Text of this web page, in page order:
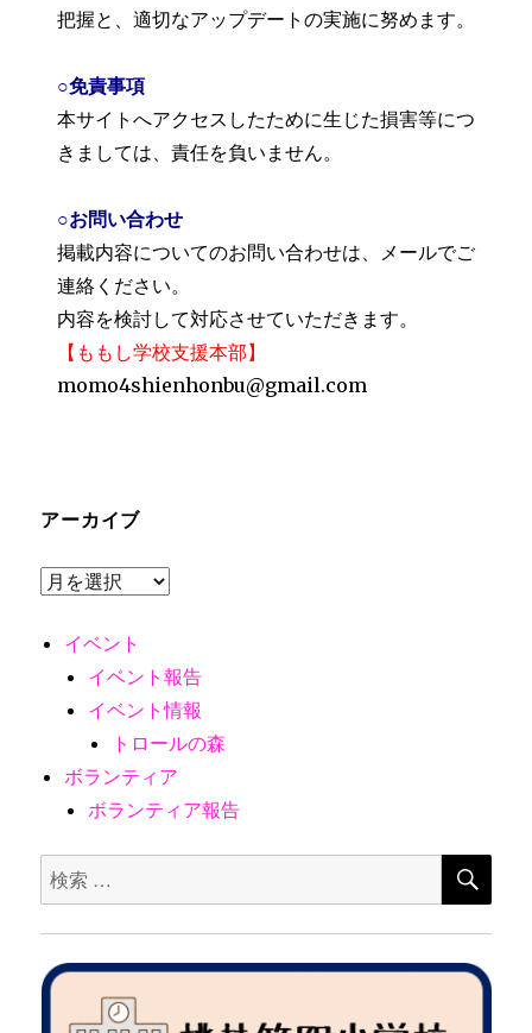
把握と、適切なアップデートの実施に努めます。
○免責事項
本サイトへアクセスしたために生じた損害等につ
きましては、責任を負いません。
○お問い合わせ
掲載内容についてのお問い合わせは、メールでご
連絡ください。
内容を検討して対応させていただきます。
【ももし学校支援本部】
momo4shienhonbu@gmail.com
アーカイブ
ア
カ
イベント
イベント報告
イベント情報
トロールの森
ボランティア
ボランティア報告
検
索
対
象:
検